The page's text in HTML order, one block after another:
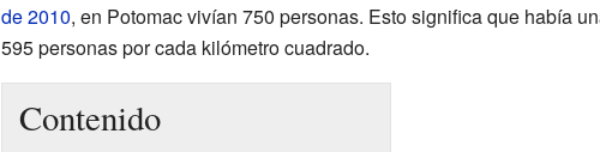
de 2010, en Potomac vivían 750 personas. Esto significa que había
595 personas por cada kilómetro cuadrado.
Contenido